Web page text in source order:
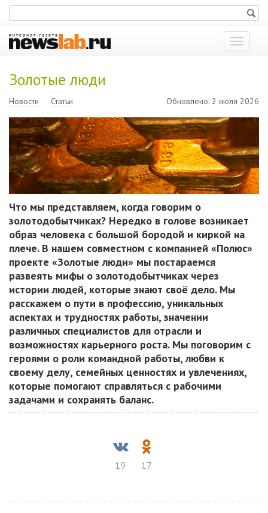
Показать
меню
Золотые люди
Новости Статьи Обновлено: 2 июля 2026
Что мы представляем, когда говорим о
золотодобытчиках? Нередко в голове возникает
образ человека с большой бородой и киркой на
плече. В нашем совместном с компанией «Полюс»
проекте «Золотые люди» мы постараемся
развеять мифы о золотодобытчиках через
истории людей, которые знают своё дело. Мы
расскажем о пути в профессию, уникальных
аспектах и трудностях работы, значении
различных специалистов для отрасли и
возможностях карьерного роста. Мы поговорим с
героями о роли командной работы, любви к
своему делу, семейных ценностях и увлечениях,
которые помогают справляться с рабочими
задачами и сохранять баланс.
19 17